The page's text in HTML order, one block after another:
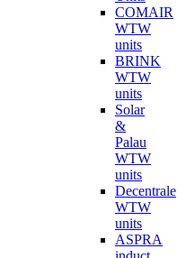
COMAIR
WTW
units
BRINK
WTW
units
Solar
&
Palau
WTW
units
Decentrale
WTW
units
ASPRA